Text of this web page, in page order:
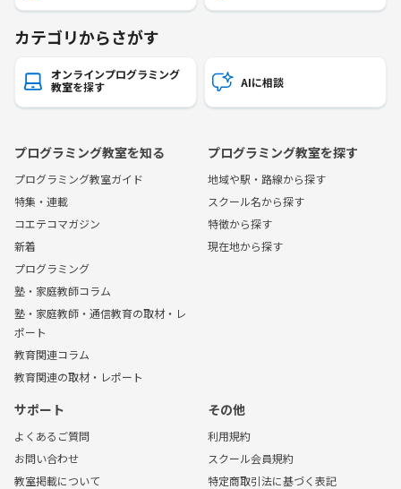
カテゴリからさがす
オンラインプログラミング
教室を探す
AIに相談
プログラミング教室を知る
プログラミング教室ガイド
特集・連載
コエテコマガジン
新着
プログラミング
塾・家庭教師コラム
塾・家庭教師・通信教育の取材・レ
ポート
教育関連コラム
教育関連の取材・レポート
プログラミング教室を探す
地域や駅・路線から探す
スクール名から探す
特徴から探す
現在地から探す
サポート
よくあるご質問
お問い合わせ
教室掲載について
その他
利用規約
スクール会員規約
特定商取引法に基づく表記